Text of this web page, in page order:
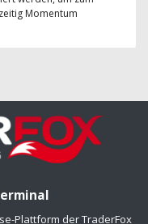
Momentum
Plattform der TraderFox